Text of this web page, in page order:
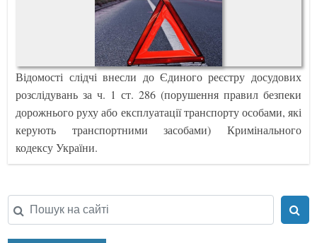
Відомості слідчі внесли до Єдиного реєстру досудових
розслідувань за ч. 1 ст. 286 (порушення правил безпеки
дорожнього руху або експлуатації транспорту особами, які
керують транспортними засобами) Кримінального
кодексу України.